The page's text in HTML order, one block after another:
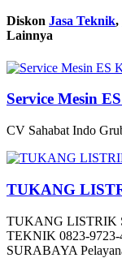
Diskon Jasa Teknik,
Lainnya
Service Mesin
CV Sahabat Indo
TUKANG
TUKANG LISTRIK
TEKNIK 0823-
SURABAYA